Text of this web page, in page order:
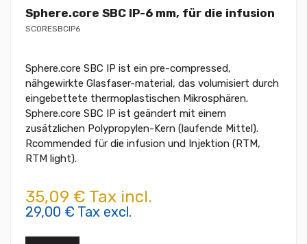
Sphere.core SBC IP-6 mm, für die infusion
SCORESBCIP6
Sphere.core SBC IP ist ein pre-compressed,
nähgewirkte Glasfaser-material, das volumisiert durch
eingebettete thermoplastischen Mikrosphären.
Sphere.core SBC IP ist geändert mit einem
zusätzlichen Polypropylen-Kern (laufende Mittel).
Rcommended für die infusion und Injektion (RTM,
RTM light).
35,09 € Tax incl.
29,00 € Tax excl.